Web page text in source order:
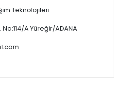
Teknolojileri
A Yüreğir/ADANA